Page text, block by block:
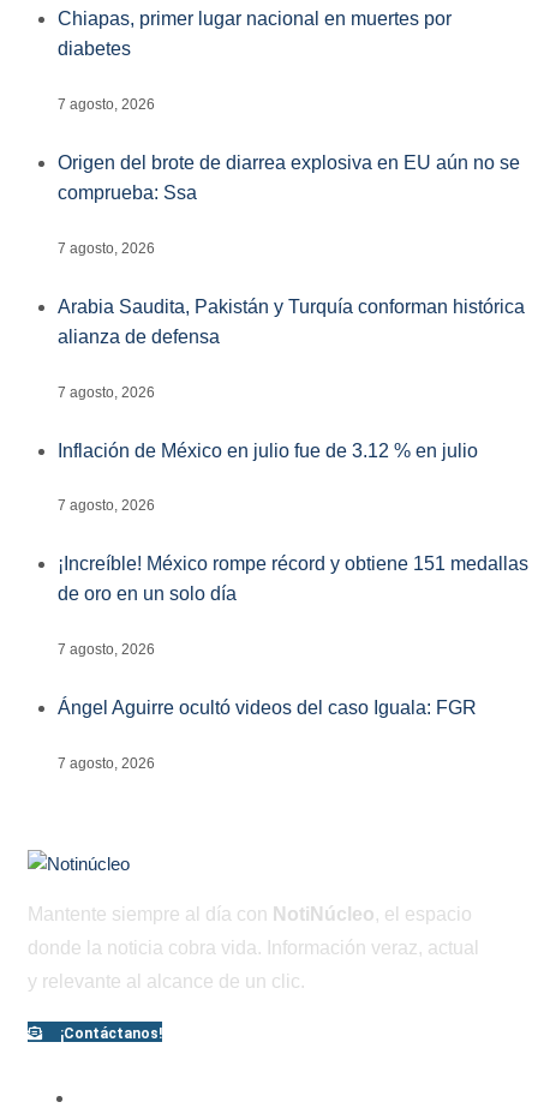
Chiapas, primer lugar nacional en muertes por
diabetes
7 agosto, 2026
Origen del brote de diarrea explosiva en EU aún no se
comprueba: Ssa
7 agosto, 2026
Arabia Saudita, Pakistán y Turquía conforman histórica
alianza de defensa
7 agosto, 2026
Inflación de México en julio fue de 3.12 % en julio
7 agosto, 2026
¡Increíble! México rompe récord y obtiene 151 medallas
de oro en un solo día
7 agosto, 2026
Ángel Aguirre ocultó videos del caso Iguala: FGR
7 agosto, 2026
Mantente siempre al día con NotiNúcleo, el espacio
donde la noticia cobra vida. Información veraz, actual
y relevante al alcance de un clic.
¡Contáctanos!